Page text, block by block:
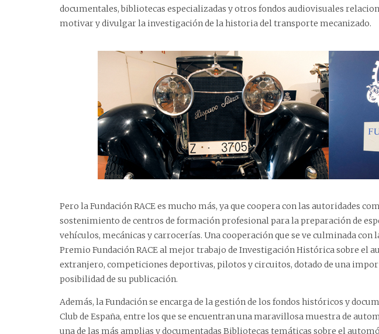
documentales, bibliotecas especializadas y otros fondos audiovisuales
motivar y divulgar la investigación de la historia del transporte mecanizado.
Pero la Fundación RACE es mucho más, ya que coopera con las autoridades
sostenimiento de centros de formación profesional para la preparación de
vehículos, mecánicas y carrocerías. Una cooperación que se ve culminada con
Premio Fundación RACE al mejor trabajo de Investigación Histórica sobre el
extranjero, competiciones deportivas, pilotos y circuitos, dotado de una
posibilidad de su publicación.
Además, la Fundación se encarga de la gestión de los fondos históricos y
Club de España, entre los que se encuentran una maravillosa muestra de
una de las más amplias y documentadas Bibliotecas temáticas sobre el